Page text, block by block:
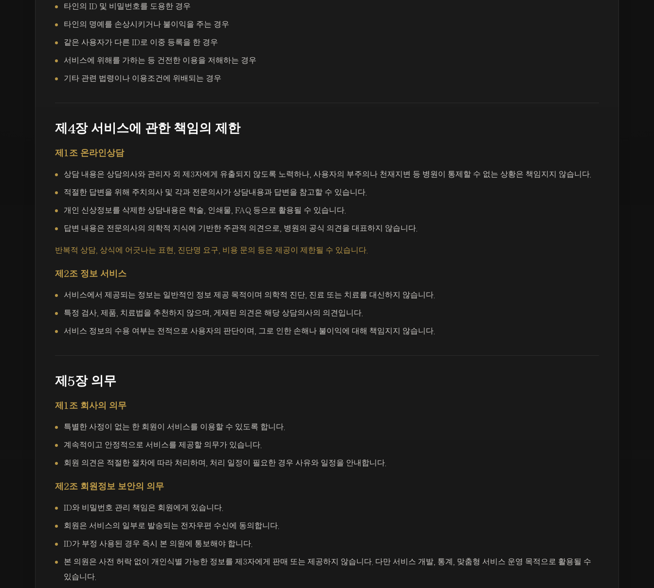
타인의 ID 및 비밀번호를 도용한 경우
타인의 명예를 손상시키거나 불이익을 주는 경우
같은 사용자가 다른 ID로 이중 등록을 한 경우
서비스에 위해를 가하는 등 건전한 이용을 저해하는 경우
기타 관련 법령이나 이용조건에 위배되는 경우
제4장 서비스에 관한 책임의 제한
제1조 온라인상담
상담 내용은 상담의사와 관리자 외 제3자에게 유출되지 않도록 노력하나, 사용자의 부주의나 천재지변 등 병원이 통제할 수 없는 상황은 책임지지 않습니다.
적절한 답변을 위해 주치의사 및 각과 전문의사가 상담내용과 답변을 참고할 수 있습니다.
개인 신상정보를 삭제한 상담내용은 학술, 인쇄물, FAQ 등으로 활용될 수 있습니다.
답변 내용은 전문의사의 의학적 지식에 기반한 주관적 의견으로, 병원의 공식 의견을 대표하지 않습니다.
반복적 상담, 상식에 어긋나는 표현, 진단명 요구, 비용 문의 등은 제공이 제한될 수 있습니다.
제2조 정보 서비스
서비스에서 제공되는 정보는 일반적인 정보 제공 목적이며 의학적 진단, 진료 또는 치료를 대신하지 않습니다.
특정 검사, 제품, 치료법을 추천하지 않으며, 게재된 의견은 해당 상담의사의 의견입니다.
서비스 정보의 수용 여부는 전적으로 사용자의 판단이며, 그로 인한 손해나 불이익에 대해 책임지지 않습니다.
제5장 의무
제1조 회사의 의무
특별한 사정이 없는 한 회원이 서비스를 이용할 수 있도록 합니다.
계속적이고 안정적으로 서비스를 제공할 의무가 있습니다.
회원 의견은 적절한 절차에 따라 처리하며, 처리 일정이 필요한 경우 사유와 일정을 안내합니다.
제2조 회원정보 보안의 의무
ID와 비밀번호 관리 책임은 회원에게 있습니다.
회원은 서비스의 일부로 발송되는 전자우편 수신에 동의합니다.
ID가 부정 사용된 경우 즉시 본 의원에 통보해야 합니다.
본 의원은 사전 허락 없이 개인식별 가능한 정보를 제3자에게 판매 또는 제공하지 않습니다. 다만 서비스 개발, 통계, 맞춤형 서비스 운영 목적으로 활용될 수
있습니다.